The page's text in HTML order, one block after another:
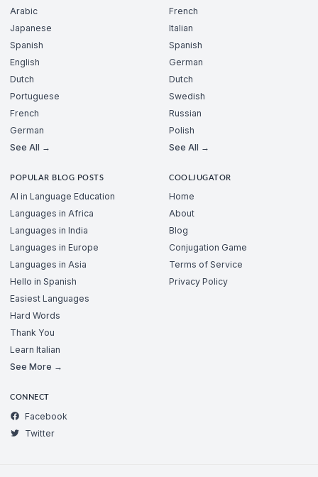
Arabic
Japanese
Spanish
English
Dutch
Portuguese
French
German
See All →
French
Italian
Spanish
German
Dutch
Swedish
Russian
Polish
See All →
POPULAR BLOG POSTS
AI in Language Education
Languages in Africa
Languages in India
Languages in Europe
Languages in Asia
Hello in Spanish
Easiest Languages
Hard Words
Thank You
Learn Italian
See More →
COOLJUGATOR
Home
About
Blog
Conjugation Game
Terms of Service
Privacy Policy
CONNECT
Facebook
Twitter